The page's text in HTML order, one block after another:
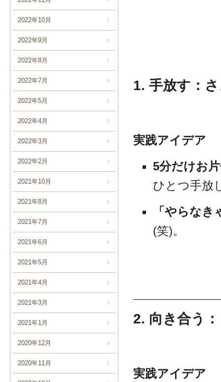
2022年10月
2022年9月
2022年8月
2022年7月
2022年5月
2022年4月
2022年3月
2022年2月
2021年10月
2021年8月
2021年7月
2021年6月
2021年5月
2021年4月
2021年3月
2021年1月
2020年12月
2020年11月
1. 手放す：
実践アイデア
5分だけお
ひとつ手放
「やらな
(笑)。
2. 向き合う
実践アイデア